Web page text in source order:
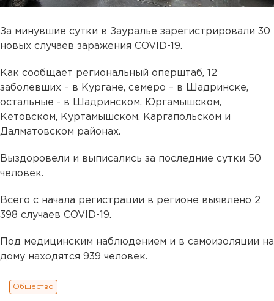
За минувшие сутки в Зауралье зарегистрировали 30
новых случаев заражения COVID-19.
Как сообщает региональный оперштаб, 12
заболевших – в Кургане, семеро – в Шадринске,
остальные - в Шадринском, Юргамышском,
Кетовском, Куртамышском, Каргапольском и
Далматовском районах.
Выздоровели и выписались за последние сутки 50
человек.
Всего с начала регистрации в регионе выявлено 2
398 случаев COVID-19.
Под медицинским наблюдением и в самоизоляции на
дому находятся 939 человек.
Общество